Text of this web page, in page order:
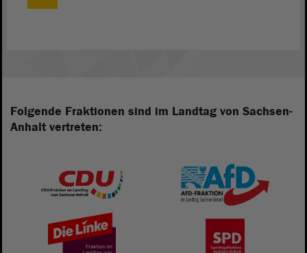
Folgende Fraktionen sind im Landtag von Sachsen-
Anhalt vertreten: